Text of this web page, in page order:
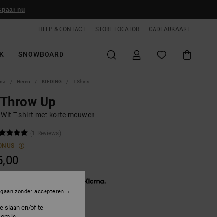
nu
HELP & CONTACT STORE LOCATOR CADEAUKAART
SNOWBOARD
Heren KLEDING T-Shirts
Up
Wit T-shirt met korte mouwen
(1 Reviews)
slaan en/of te
zonder accepteren